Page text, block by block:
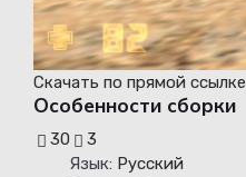
Скачать по прямой ссылке
Особенности сборки
30
3
Язык: Русский